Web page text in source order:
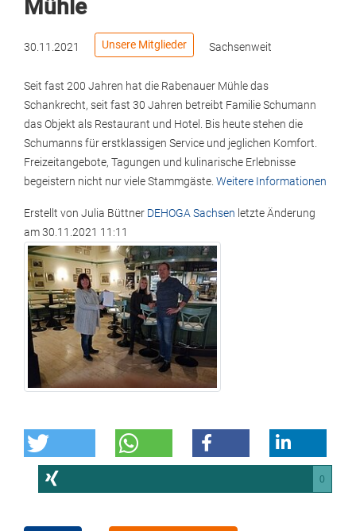
Mühle
30.11.2021 Unsere Mitglieder Sachsenweit
Seit fast 200 Jahren hat die Rabenauer Mühle das
Schankrecht, seit fast 30 Jahren betreibt Familie Schumann
das Objekt als Restaurant und Hotel. Bis heute stehen die
Schumanns für erstklassigen Service und jeglichen Komfort.
Freizeitangebote, Tagungen und kulinarische Erlebnisse
begeistern nicht nur viele Stammgäste. Weitere Informationen
Erstellt von Julia Büttner DEHOGA Sachsen letzte Änderung
am30.11.2021 11:11
0